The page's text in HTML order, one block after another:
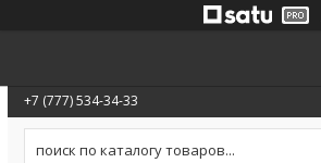
+7 (777) 534-34-33